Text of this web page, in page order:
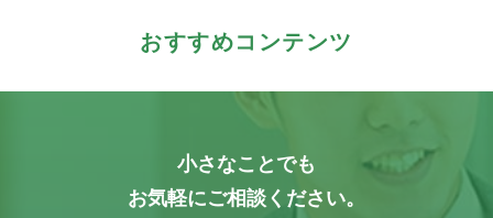
おすすめコンテンツ
小さなことでも
お気軽にご相談ください。